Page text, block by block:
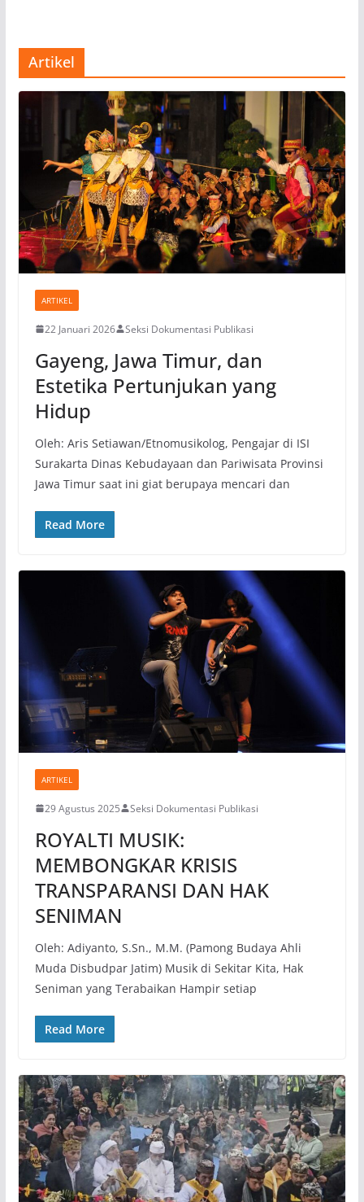
Artikel
ARTIKEL
22 Januari 2026 Seksi Dokumentasi Publikasi
Gayeng, Jawa Timur, dan
Estetika Pertunjukan yang
Hidup
Oleh: Aris Setiawan/Etnomusikolog, Pengajar di ISI
Surakarta Dinas Kebudayaan dan Pariwisata Provinsi
Jawa Timur saat ini giat berupaya mencari dan
Read More
ARTIKEL
29 Agustus 2025 Seksi Dokumentasi Publikasi
ROYALTI MUSIK:
MEMBONGKAR KRISIS
TRANSPARANSI DAN HAK
SENIMAN
Oleh: Adiyanto, S.Sn., M.M. (Pamong Budaya Ahli
Muda Disbudpar Jatim) Musik di Sekitar Kita, Hak
Seniman yang Terabaikan Hampir setiap
Read More